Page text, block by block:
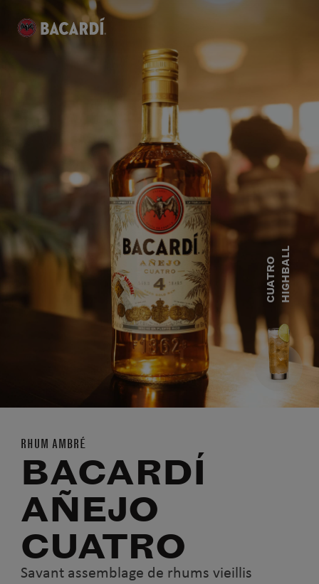
CUATROHIGHBALL
RHUM AMBRÉ
BACARDÍ
AÑEJO
CUATRO
Savant assemblage de rhums vieillis